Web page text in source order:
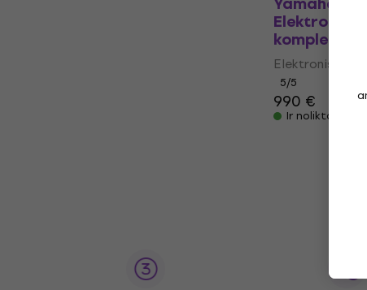
komplekts
Elektroniskais
5/5
990 €
Ir noliktavā